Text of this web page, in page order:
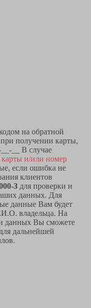
на обратной
получении карты,
__ В случае
и/или номер
если ошибка не
клиентов
3 для проверки и
данных. Для
данные Вам будет
владельца. На
данных Вы сможете
дальнейшей